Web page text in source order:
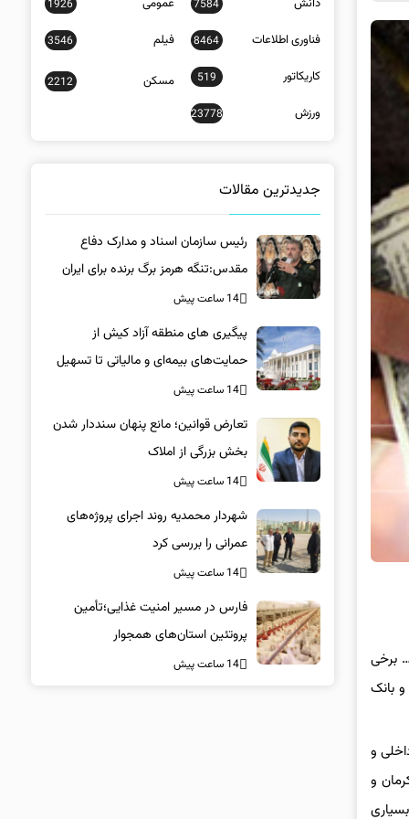
نفت و… برخی
و بانک
داخلی و
و
7584
1926
فناوری اطلاعات 8464 فیلم 3546
کاریکاتور 519 مسکن 2212
ورزش 23778
جدیدترین مقالات
رئیس سازمان اسناد و مدارک دفاع
مقدس:تنگه هرمز برگ برنده برای ایران
است
14 ساعت پیش
پیگیری های منطقه آزاد کیش از
حمایت‌های بیمه‌ای و مالیاتی تا تسهیل
خروج کالا
14 ساعت پیش
تعارض قوانین؛ مانع پنهان سنددار شدن
بخش بزرگی از املاک
14 ساعت پیش
شهردار محمدیه روند اجرای پروژه‌های
عمرانی را بررسی کرد
14 ساعت پیش
فارس در مسیر امنیت غذایی؛تأمین‌
پروتئین استان‌های همجوار
14 ساعت پیش